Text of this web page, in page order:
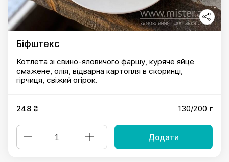
Біфштекс
Котлета зі свино-яловичого фаршу, куряче яйце
смажене, олія, відварна картопля в скоринці,
гірчиця, свіжий огірок.
248 ₴ 130/200 г
Додати